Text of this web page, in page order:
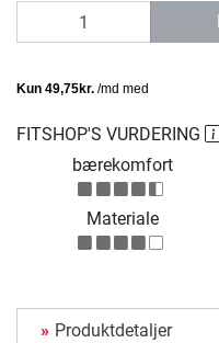
FITSHOP'S VURDERING
bærekomfort
Materiale
Produktdetaljer